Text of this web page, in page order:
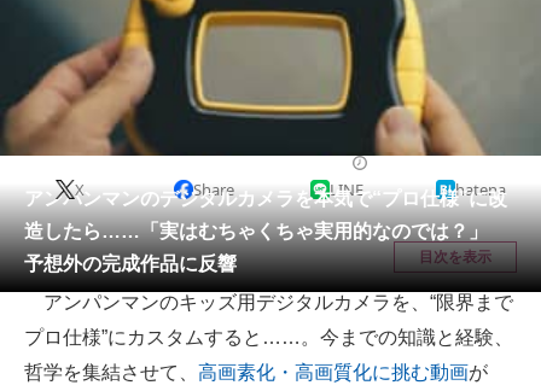
住まい 教育・育児
動物
会員記事
メディア
注目記事を集めた総合ページ
ITの今と未来を見通す
アンパンマンのデジタルカメラを本気で“プロ仕様”に改
造したら……「実はむちゃくちゃ実用的なのでは？」
予想外の完成作品に反響
X Share LINE hatena
目次を表示
アンパンマンのキッズ用デジタルカメラを、“限界まで
プロ仕様”にカスタムすると……。今までの知識と経験、
哲学を集結させて、 高画素化・高画質化に挑む動画が